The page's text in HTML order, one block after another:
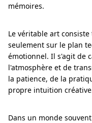
mémoires.
Le véritable art
seulement sur le plan
émotionnel. Il s'agit de
l'atmosphère et de
la patience, de la
propre intuition
Dans un monde